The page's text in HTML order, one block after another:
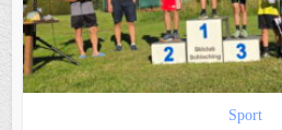
Sport